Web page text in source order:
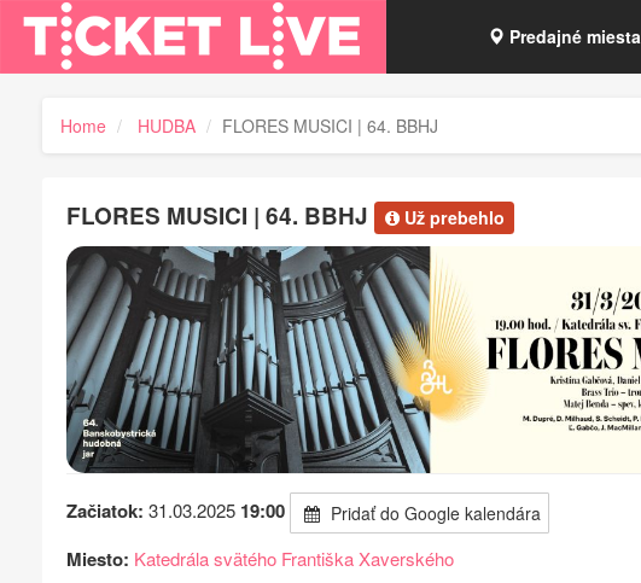
Predajné miesta
Home HUDBA FLORES MUSICI | 64. BBHJ
FLORES MUSICI | 64. BBHJ Už prebehlo
Začiatok: 31.03.2025 19:00 Pridať do Google kalendára
Miesto: Katedrála svätého Františka Xaverského